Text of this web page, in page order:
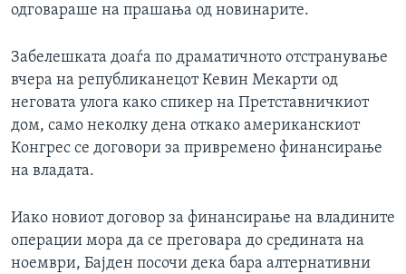
одговараше на прашања од новинарите.
Забелешката доаѓа по драматичното отстранување
вчера на републиканецот Кевин Мекарти од
неговата улога како спикер на Претставничкиот
дом, само неколку дена откако американскиот
Конгрес се договори за привремено финансирање
на владата.
Иако новиот договор за финансирање на владините
операции мора да се преговара до средината на
ноември, Бајден посочи дека бара алтернативни